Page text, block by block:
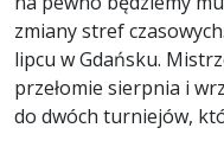
zmiany stref
lipcu w Gdańsku.
przełomie sierpnia i
do dwóch turniejów,